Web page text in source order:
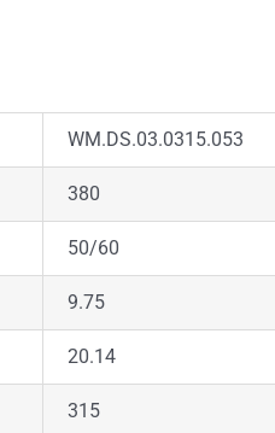
WM.DS.03.0315.053
380
50/60
9.75
20.14
315